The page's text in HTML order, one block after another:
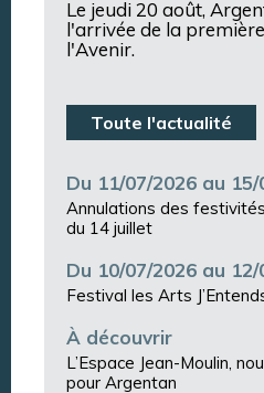
Le jeudi 20 août,
l'arrivée de la
l'Avenir.
Toute l'actualité
Du 11/07/2026 au 15/
Annulations des
du 14 juillet
Du 10/07/2026 au 12/
Festival les Arts
À découvrir
L’Espace Jean-Moulin,
pour Argentan